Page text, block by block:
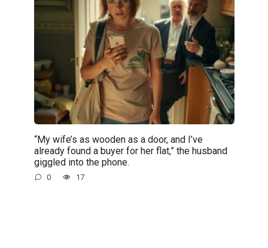
“My wife’s as wooden as a door, and I’ve
already found a buyer for her flat,” the husband
giggled into the phone.
0 17